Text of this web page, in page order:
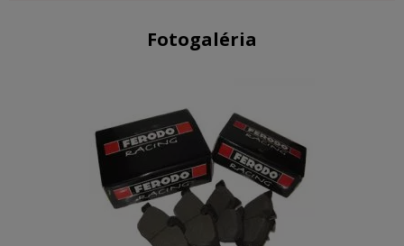
Fotogaléria